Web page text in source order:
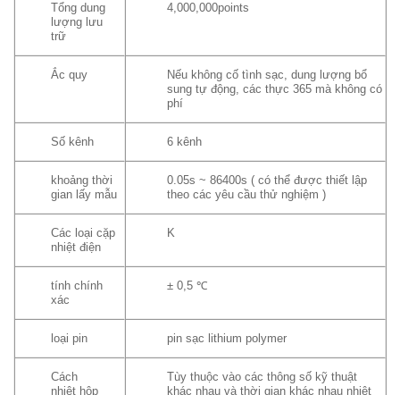
Tổng dung
lượng lưu
trữ
4,000,000points
Ắc quy
Nếu không cố tình sạc, dung lượng bổ
sung tự động, các thực 365 mà không có
phí
Số kênh 6 kênh
khoảng thời
gian lấy mẫu
0.05s ~ 86400s ( có thể được thiết lập
theo các yêu cầu thử nghiệm )
Các loại cặp
nhiệt điện
K
tính chính
xác
± 0,5 ℃
loại pin pin sạc lithium polymer
Cách
nhiệt hộp
Tùy thuộc vào các thông số kỹ thuật
khác nhau và thời gian khác nhau nhiệt